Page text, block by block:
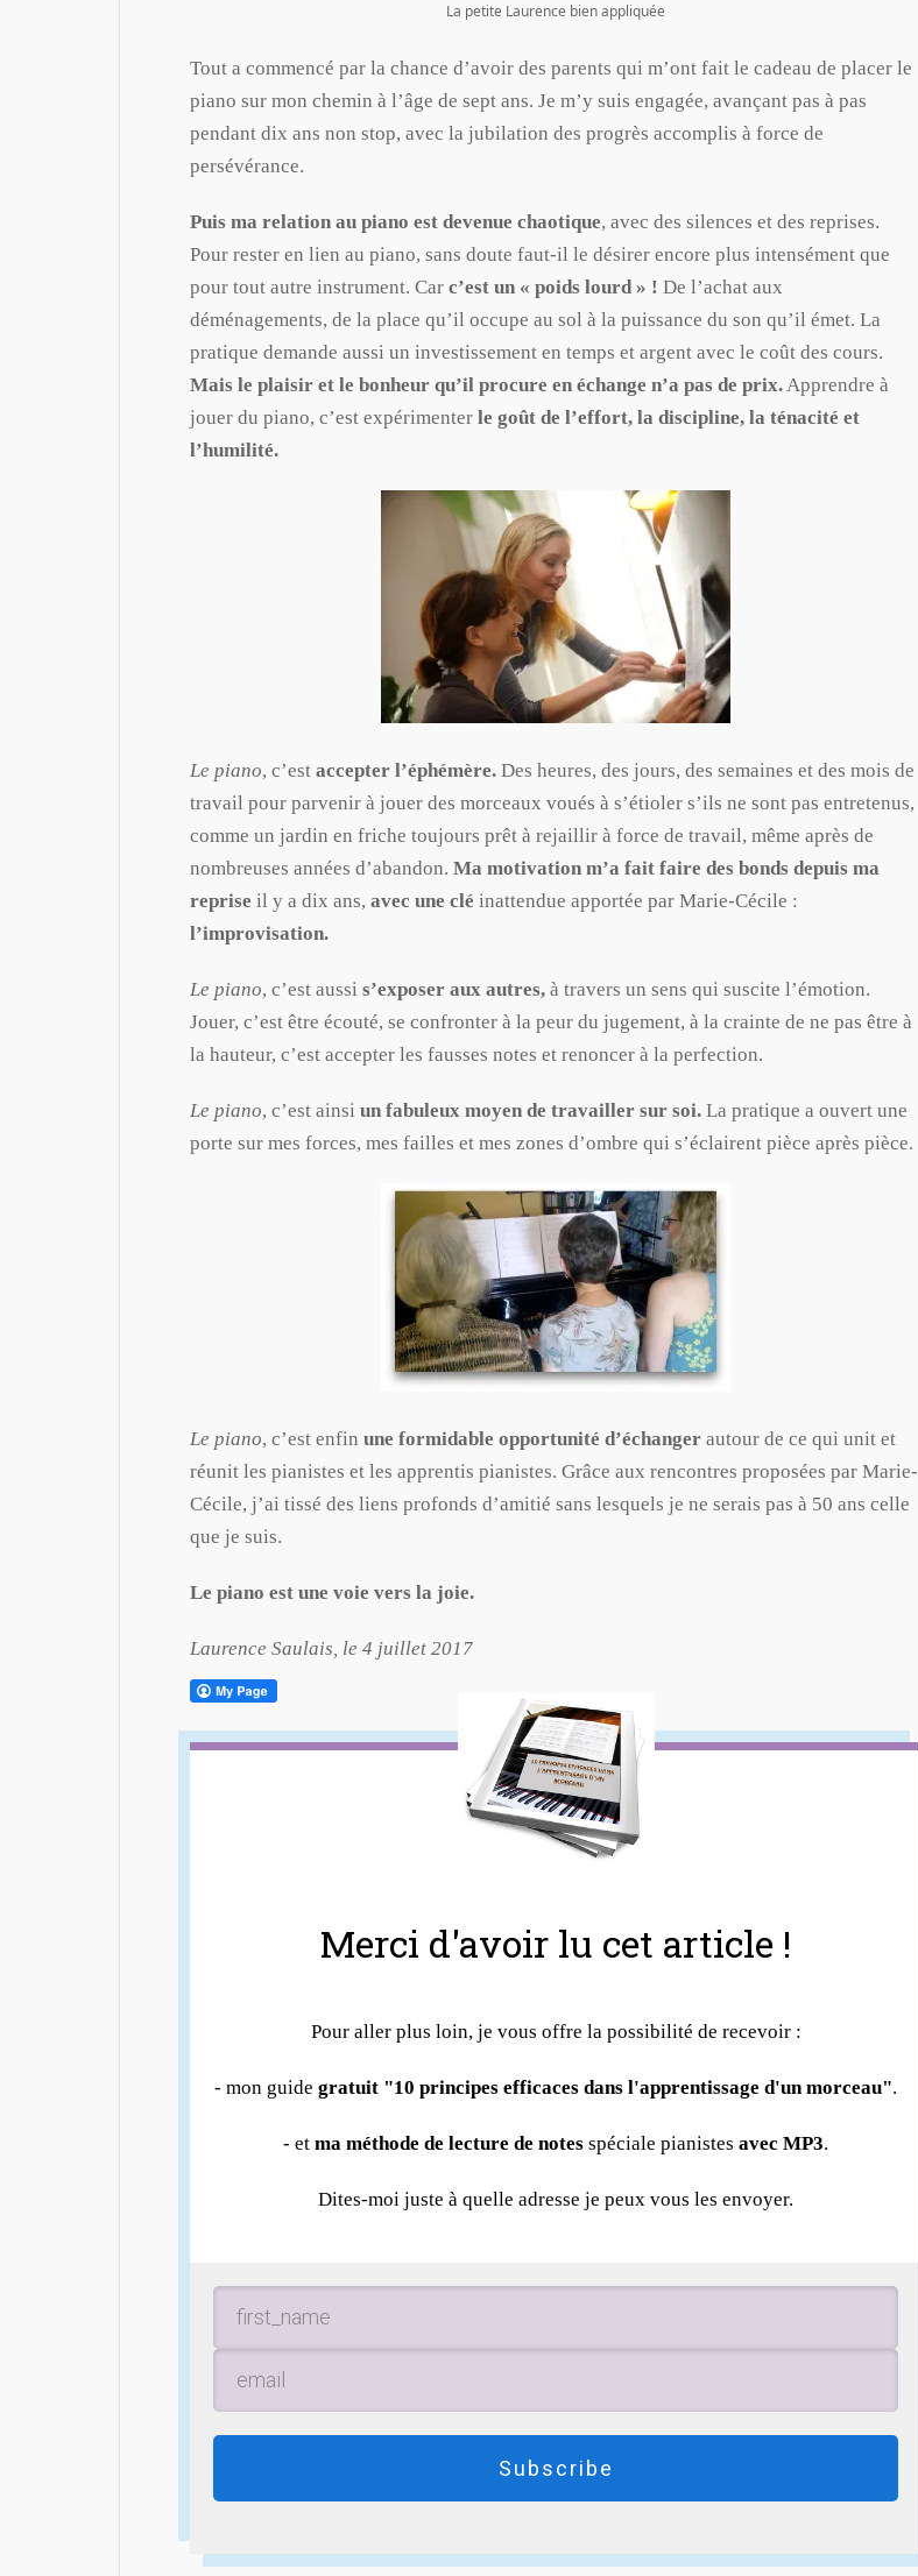
La petite Laurence bien appliquée
Tout a commencé par la chance d’avoir des parents qui m’ont fait le cadeau de placer le
piano sur mon chemin à l’âge de sept ans. Je m’y suis engagée, avançant pas à pas
pendant dix ans non stop, avec la jubilation des progrès accomplis à force de
persévérance.
Puis ma relation au piano est devenue chaotique, avec des silences et des reprises.
Pour rester en lien au piano, sans doute faut-il le désirer encore plus intensément que
pour tout autre instrument. Car c’est un « poids lourd » ! De l’achat aux
déménagements, de la place qu’il occupe au sol à la puissance du son qu’il émet. La
pratique demande aussi un investissement en temps et argent avec le coût des cours.
Mais le plaisir et le bonheur qu’il procure en échange n’a pas de prix.Apprendre à
jouer du piano, c’est expérimenter le goût de l’effort, la discipline, la ténacité et
l’humilité.
Le piano, c’est accepter l’éphémère. Des heures, des jours, des semaines et des mois de
travail pour parvenir à jouer des morceaux voués à s’étioler s’ils ne sont pas entretenus,
comme un jardin en friche toujours prêt à rejaillir à force de travail, même après de
nombreuses années d’abandon. Ma motivation m’a fait faire des bonds depuis ma
reprise il y a dix ans, avec une clé inattendue apportée par Marie-Cécile :
l’improvisation.
Le piano, c’est aussi s’exposer aux autres, à travers un sens qui suscite l’émotion.
Jouer, c’est être écouté, se confronter à la peur du jugement, à la crainte de ne pas être à
la hauteur, c’est accepter les fausses notes et renoncer à la perfection.
Le piano, c’est ainsi un fabuleux moyen de travailler sur soi. La pratique a ouvert une
porte sur mes forces, mes failles et mes zones d’ombre qui s’éclairent pièce après pièce.
Le piano, c’est enfin une formidable opportunité d’échanger autour de ce qui unit et
réunit les pianistes et les apprentis pianistes. Grâce aux rencontres proposées par Marie-
Cécile, j’ai tissé des liens profonds d’amitié sans lesquels je ne serais pas à 50 ans celle
que je suis.
Le piano est une voie vers la joie.
Laurence Saulais, le 4 juillet 2017
Merci d'avoir lu cet article !
Pour aller plus loin, je vous offre la possibilité de recevoir :
- mon guide gratuit "10 principes efficaces dans l'apprentissage d'un morceau".
- et ma méthode de lecture de notes spéciale pianistes avec MP3.
Dites-moi juste à quelle adresse je peux vous les envoyer.
Subscribe